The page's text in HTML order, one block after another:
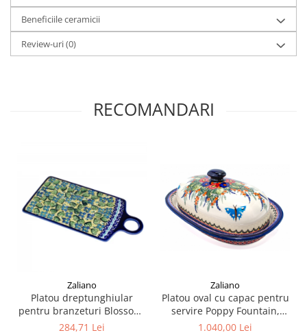
Beneficiile ceramicii
Review-uri(0)
RECOMANDARI
Zaliano
Platou dreptunghiular
pentru branzeturi Blossom,
ceramica smaltuita, pictat
284,71 Lei
Zaliano
Platou oval cu capac pentru
servire Poppy Fountain,
ceramica smaltuita, pictat
1.040,00 Lei